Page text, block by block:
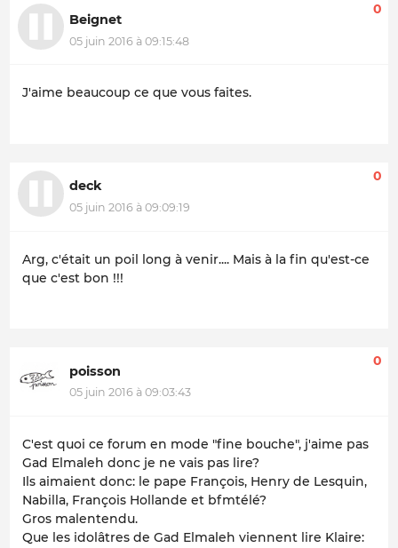
Beignet
05 juin 2016 à 09:15:48
0
J'aime beaucoup ce que vous faites.
deck
05 juin 2016 à 09:09:19
0
Arg, c'était un poil long à venir.... Mais à la fin qu'est-ce
que c'est bon !!!
poisson
05 juin 2016 à 09:03:43
0
C'est quoi ce forum en mode "fine bouche", j'aime pas
Gad Elmaleh donc je ne vais pas lire?
Ils aimaient donc: le pape François, Henry de Lesquin,
Nabilla, François Hollande et bfmtélé?
Gros malentendu.
Que les idolâtres de Gad Elmaleh viennent lire Klaire: